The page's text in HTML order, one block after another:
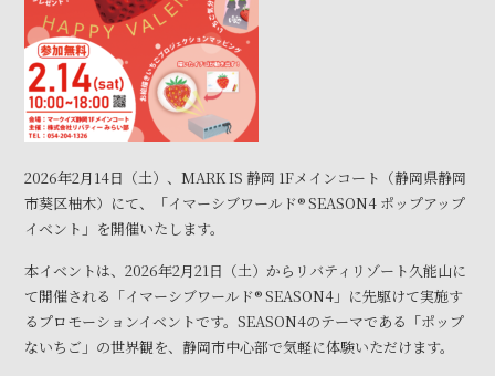
2026年2月14日（土）、MARK IS 静岡 1Fメインコート（静岡県静岡
市葵区柚木）にて、「イマーシブワールド® SEASON4 ポップアップ
イベント」を開催いたします。
本イベントは、2026年2月21日（土）からリバティリゾート久能山に
て開催される「イマーシブワールド® SEASON4」に先駆けて実施す
るプロモーションイベントです。SEASON4のテーマである「ポップ
ないちご」の世界観を、静岡市中心部で気軽に体験いただけます。